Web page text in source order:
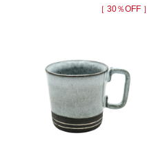
［ 30％OFF ］